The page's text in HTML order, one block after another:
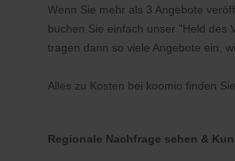
Wenn Sie mehr als 3 Angebote
buchen Sie einfach unser "Held des
tragen dann so viele Angebote ein,
Alles zu Kosten bei koomio finden Sie
Regionale Nachfrage sehen &